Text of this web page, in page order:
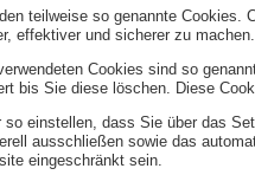
teilweise so genannte
effektiver und sicherer zu
Cookies sind so
bis Sie diese löschen. Diese
einstellen, dass Sie über das
ausschließen sowie das
eingeschränkt sein.